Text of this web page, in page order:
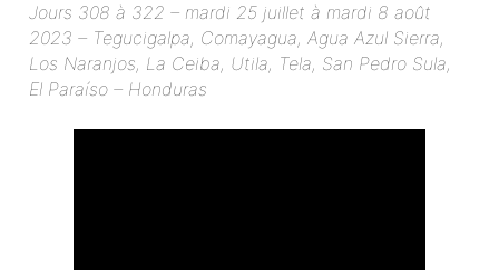
Jours 308 à 322 – mardi 25 juillet à mardi 8 août
2023 – Tegucigalpa, Comayagua, Agua Azul Sierra,
Los Naranjos, La Ceiba, Utila, Tela, San Pedro Sula,
El Paraíso – Honduras